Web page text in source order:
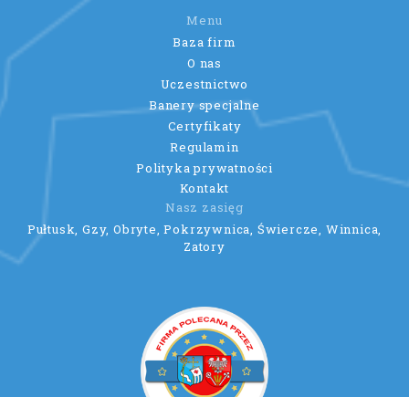
Menu
Baza firm
O nas
Uczestnictwo
Banery specjalne
Certyfikaty
Regulamin
Polityka prywatności
Kontakt
Nasz zasięg
Pułtusk, Gzy, Obryte, Pokrzywnica, Świercze, Winnica,
Zatory